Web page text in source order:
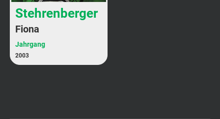
Stehrenberger
Fiona
Jahrgang
2003